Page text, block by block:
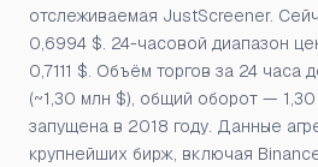
отслеживаемая JustScreener.
0,6994 $. 24-часовой диапазон
0,7111 $. Объём торгов за 24 часа
(~1,30 млн $), общий оборот —
запущена в 2018 году. Данные
крупнейших бирж, включая